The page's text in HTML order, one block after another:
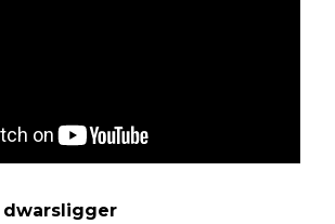
dwarsligger